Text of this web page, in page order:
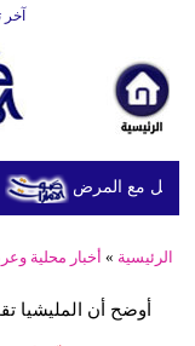
آخر تحديث
مع المرض
الرئيسية » أخبار محلية
أوضح أن المليشيا